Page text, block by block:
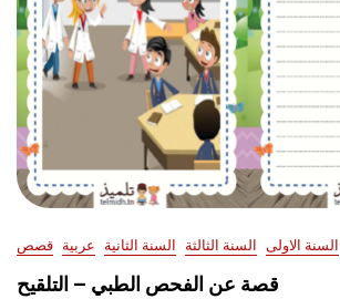
السنة الاولى السنة الثالثة السنة الثانية عربية قصص
قصة عن الفحص الطبي – التلقيح